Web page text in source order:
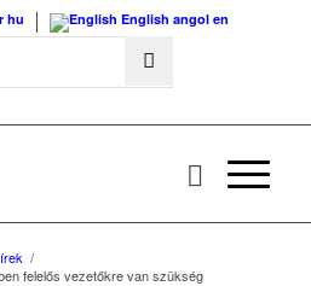
hu English angol en
/
felelős vezetőkre van szükség